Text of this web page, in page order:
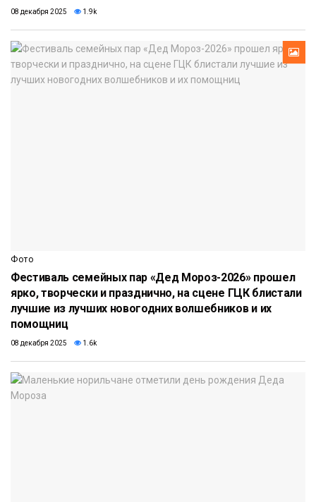
08 декабря 2025 1.9k
Фото
Фестиваль семейных пар «Дед Мороз-2026» прошел
ярко, творчески и празднично, на сцене ГЦК блистали
лучшие из лучших новогодних волшебников и их
помощниц
08 декабря 2025 1.6k